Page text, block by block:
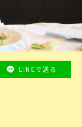
LINEで送る